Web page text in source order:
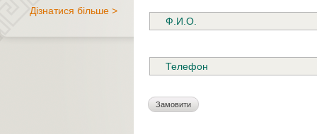
Дізнатися більше >